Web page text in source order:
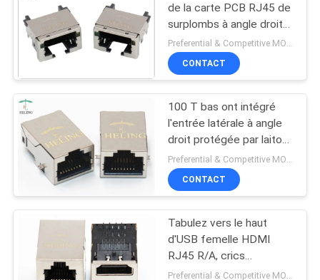
DEMANDEZ
UNE
CITATION
PLAN
DU
SITE
POLITIQUE
MATIÈRE
Carte PCB Rj45
Jack
16
rj45 100base t
11
de la carte PCB RJ45 de
surplombs à angle droit
avec l'indicateur de LEDPreferential & Competitive MOQ:3000
CONTACT
100 T bas ont intégré
l'entrée latérale à angle
droit protégée par laiton
du Magnetics RJ45
Preferential & Competitive MOQ:500
CONTACT
Tabulez vers le haut
d'USB femelle HDMI
RJ45 R/A, crics
modulaires protégés du